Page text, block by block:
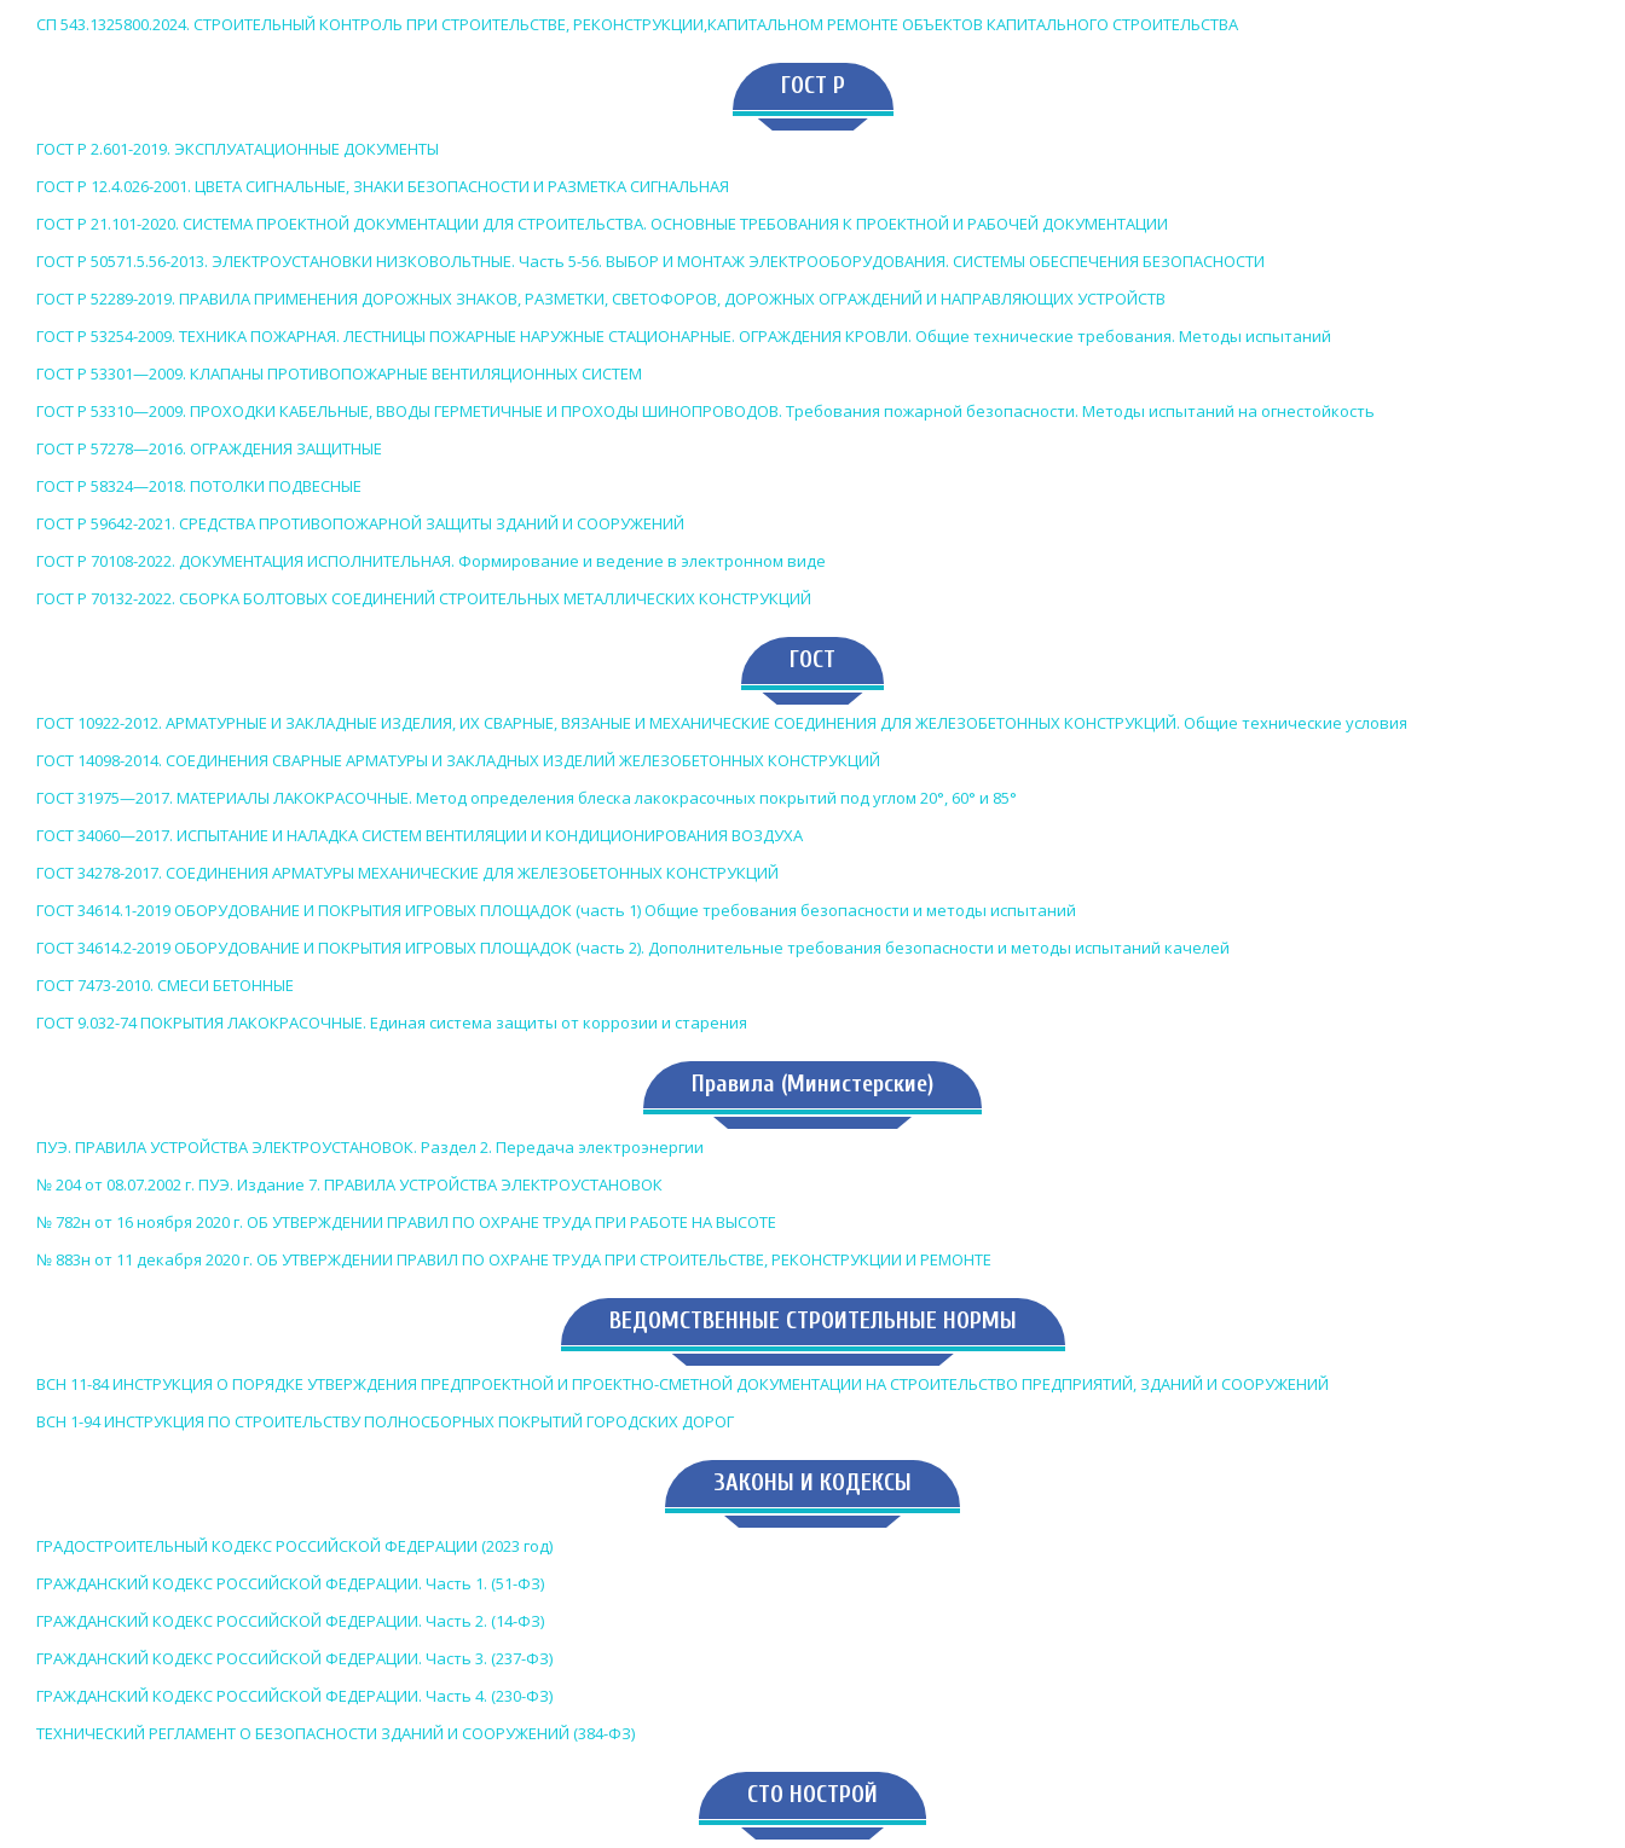
СП 543.1325800.2024. СТРОИТЕЛЬНЫЙ КОНТРОЛЬ ПРИ СТРОИТЕЛЬСТВЕ, РЕКОНСТРУКЦИИ,КАПИТАЛЬНОМ РЕМОНТЕ ОБЪЕКТОВ КАПИТАЛЬНОГО СТРОИТЕЛЬСТВА
ГОСТ Р
ГОСТ Р 2.601-2019. ЭКСПЛУАТАЦИОННЫЕ ДОКУМЕНТЫ
ГОСТ Р 12.4.026-2001. ЦВЕТА СИГНАЛЬНЫЕ, ЗНАКИ БЕЗОПАСНОСТИ И РАЗМЕТКА СИГНАЛЬНАЯ
ГОСТ Р 21.101-2020. СИСТЕМА ПРОЕКТНОЙ ДОКУМЕНТАЦИИ ДЛЯ СТРОИТЕЛЬСТВА. ОСНОВНЫЕ ТРЕБОВАНИЯ К ПРОЕКТНОЙ И РАБОЧЕЙ ДОКУМЕНТАЦИИ
ГОСТ Р 50571.5.56-2013. ЭЛЕКТРОУСТАНОВКИ НИЗКОВОЛЬТНЫЕ. Часть 5-56. ВЫБОР И МОНТАЖ ЭЛЕКТРООБОРУДОВАНИЯ. СИСТЕМЫ ОБЕСПЕЧЕНИЯ БЕЗОПАСНОСТИ
ГОСТ Р 52289-2019. ПРАВИЛА ПРИМЕНЕНИЯ ДОРОЖНЫХ ЗНАКОВ, РАЗМЕТКИ, СВЕТОФОРОВ, ДОРОЖНЫХ ОГРАЖДЕНИЙ И НАПРАВЛЯЮЩИХ УСТРОЙСТВ
ГОСТ Р 53254-2009. ТЕХНИКА ПОЖАРНАЯ. ЛЕСТНИЦЫ ПОЖАРНЫЕ НАРУЖНЫЕ СТАЦИОНАРНЫЕ. ОГРАЖДЕНИЯ КРОВЛИ. Общие технические требования. Методы испытаний
ГОСТ Р 53301—2009. КЛАПАНЫ ПРОТИВОПОЖАРНЫЕ ВЕНТИЛЯЦИОННЫХ СИСТЕМ
ГОСТ Р 53310—2009. ПРОХОДКИ КАБЕЛЬНЫЕ, ВВОДЫ ГЕРМЕТИЧНЫЕ И ПРОХОДЫ ШИНОПРОВОДОВ. Требования пожарной безопасности. Методы испытаний на огнестойкость
ГОСТ Р 57278—2016. ОГРАЖДЕНИЯ ЗАЩИТНЫЕ
ГОСТ Р 58324—2018. ПОТОЛКИ ПОДВЕСНЫЕ
ГОСТ Р 59642-2021. СРЕДСТВА ПРОТИВОПОЖАРНОЙ ЗАЩИТЫ ЗДАНИЙ И СООРУЖЕНИЙ
ГОСТ Р 70108-2022. ДОКУМЕНТАЦИЯ ИСПОЛНИТЕЛЬНАЯ. Формирование и ведение в электронном виде
ГОСТ Р 70132-2022. СБОРКА БОЛТОВЫХ СОЕДИНЕНИЙ СТРОИТЕЛЬНЫХ МЕТАЛЛИЧЕСКИХ КОНСТРУКЦИЙ
ГОСТ
ГОСТ 10922-2012. АРМАТУРНЫЕ И ЗАКЛАДНЫЕ ИЗДЕЛИЯ, ИХ СВАРНЫЕ, ВЯЗАНЫЕ И МЕХАНИЧЕСКИЕ СОЕДИНЕНИЯ ДЛЯ ЖЕЛЕЗОБЕТОННЫХ КОНСТРУКЦИЙ. Общие технические условия
ГОСТ 14098-2014. СОЕДИНЕНИЯ СВАРНЫЕ АРМАТУРЫ И ЗАКЛАДНЫХ ИЗДЕЛИЙ ЖЕЛЕЗОБЕТОННЫХ КОНСТРУКЦИЙ
ГОСТ 31975—2017. МАТЕРИАЛЫ ЛАКОКРАСОЧНЫЕ. Метод определения блеска лакокрасочных покрытий под углом 20°, 60° и 85°
ГОСТ 34060—2017. ИСПЫТАНИЕ И НАЛАДКА СИСТЕМ ВЕНТИЛЯЦИИ И КОНДИЦИОНИРОВАНИЯ ВОЗДУХА
ГОСТ 34278-2017. СОЕДИНЕНИЯ АРМАТУРЫ МЕХАНИЧЕСКИЕ ДЛЯ ЖЕЛЕЗОБЕТОННЫХ КОНСТРУКЦИЙ
ГОСТ 34614.1-2019 ОБОРУДОВАНИЕ И ПОКРЫТИЯ ИГРОВЫХ ПЛОЩАДОК (часть 1) Общие требования безопасности и методы испытаний
ГОСТ 34614.2-2019 ОБОРУДОВАНИЕ И ПОКРЫТИЯ ИГРОВЫХ ПЛОЩАДОК (часть 2). Дополнительные требования безопасности и методы испытаний качелей
ГОСТ 7473-2010. СМЕСИ БЕТОННЫЕ
ГОСТ 9.032-74 ПОКРЫТИЯ ЛАКОКРАСОЧНЫЕ. Единая система защиты от коррозии и старения
Правила (Министерские)
ПУЭ. ПРАВИЛА УСТРОЙСТВА ЭЛЕКТРОУСТАНОВОК. Раздел 2. Передача электроэнергии
№ 204 от 08.07.2002 г. ПУЭ. Издание 7. ПРАВИЛА УСТРОЙСТВА ЭЛЕКТРОУСТАНОВОК
№ 782н от 16 ноября 2020 г. ОБ УТВЕРЖДЕНИИ ПРАВИЛ ПО ОХРАНЕ ТРУДА ПРИ РАБОТЕ НА ВЫСОТЕ
№ 883н от 11 декабря 2020 г. ОБ УТВЕРЖДЕНИИ ПРАВИЛ ПО ОХРАНЕ ТРУДА ПРИ СТРОИТЕЛЬСТВЕ, РЕКОНСТРУКЦИИ И РЕМОНТЕ
ВЕДОМСТВЕННЫЕ СТРОИТЕЛЬНЫЕ НОРМЫ
ВСН 11-84 ИНСТРУКЦИЯ О ПОРЯДКЕ УТВЕРЖДЕНИЯ ПРЕДПРОЕКТНОЙ И ПРОЕКТНО-СМЕТНОЙ ДОКУМЕНТАЦИИ НА СТРОИТЕЛЬСТВО ПРЕДПРИЯТИЙ, ЗДАНИЙ И СООРУЖЕНИЙ
ВСН 1-94 ИНСТРУКЦИЯ ПО СТРОИТЕЛЬСТВУ ПОЛНОСБОРНЫХ ПОКРЫТИЙ ГОРОДСКИХ ДОРОГ
ЗАКОНЫ И КОДЕКСЫ
ГРАДОСТРОИТЕЛЬНЫЙ КОДЕКС РОССИЙСКОЙ ФЕДЕРАЦИИ (2023 год)
ГРАЖДАНСКИЙ КОДЕКС РОССИЙСКОЙ ФЕДЕРАЦИИ. Часть 1. (51-ФЗ)
ГРАЖДАНСКИЙ КОДЕКС РОССИЙСКОЙ ФЕДЕРАЦИИ. Часть 2. (14-ФЗ)
ГРАЖДАНСКИЙ КОДЕКС РОССИЙСКОЙ ФЕДЕРАЦИИ. Часть 3. (237-ФЗ)
ГРАЖДАНСКИЙ КОДЕКС РОССИЙСКОЙ ФЕДЕРАЦИИ. Часть 4. (230-ФЗ)
ТЕХНИЧЕСКИЙ РЕГЛАМЕНТ О БЕЗОПАСНОСТИ ЗДАНИЙ И СООРУЖЕНИЙ (384-ФЗ)
СТО НОСТРОЙ